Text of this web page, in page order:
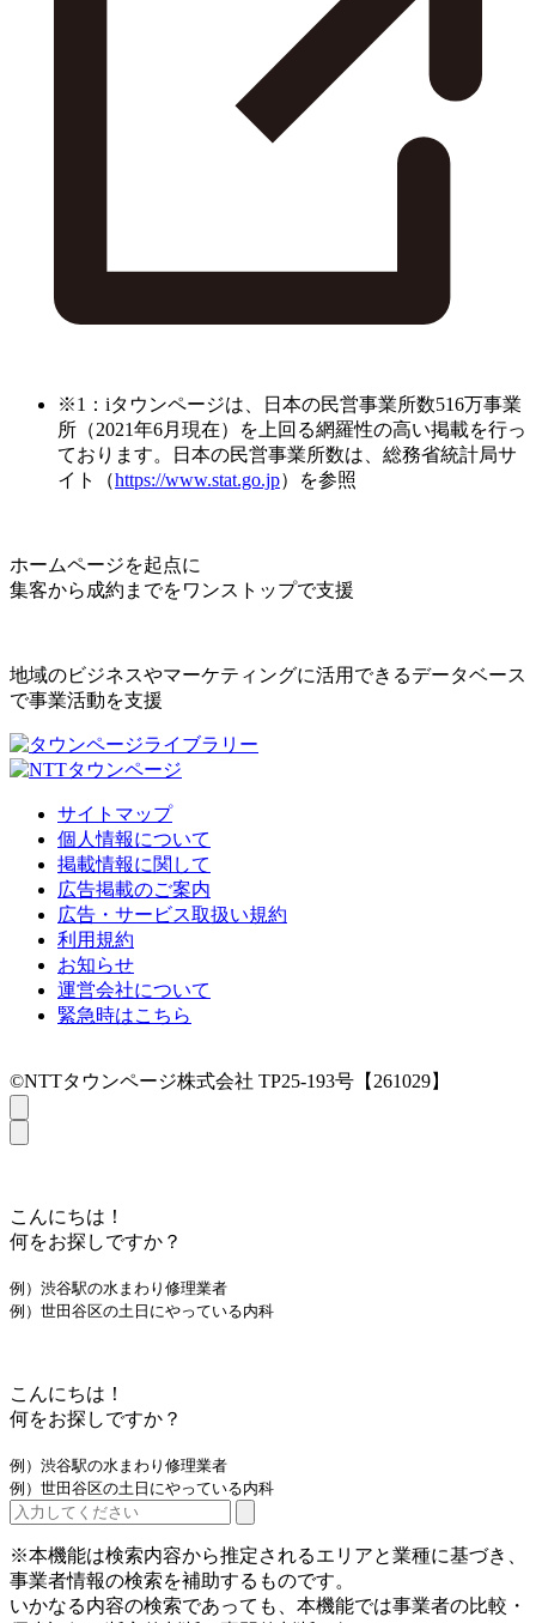
※1：iタウンページは、日本の民営事業所数516万事業
所（2021年6月現在）を上回る網羅性の高い掲載を行っ
ております。日本の民営事業所数は、総務省統計局サ
イト（https://www.stat.go.jp）を参照
ホームページを起点に
集客から成約までをワンストップで支援
地域のビジネスやマーケティングに活用できるデータベース
で事業活動を支援
サイトマップ
個人情報について
掲載情報に関して
広告掲載のご案内
広告・サービス取扱い規約
利用規約
お知らせ
運営会社について
緊急時はこちら
©NTTタウンページ株式会社 TP25-193号【261029】
こんにちは！
何をお探しですか？
例）渋谷駅の水まわり修理業者
例）世田谷区の土日にやっている内科
こんにちは！
何をお探しですか？
例）渋谷駅の水まわり修理業者
例）世田谷区の土日にやっている内科
※本機能は検索内容から推定されるエリアと業種に基づき、
事業者情報の検索を補助するものです。
いかなる内容の検索であっても、本機能では事業者の比較・